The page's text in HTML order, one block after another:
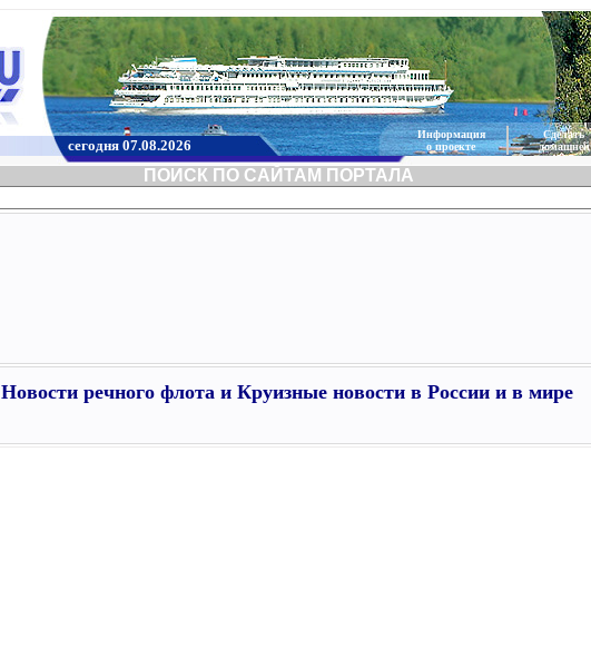
сегодня 07.08.2026
Информация
о проекте
Сделать
домашней
ПОИСК ПО САЙТАМ ПОРТАЛА
Новости речного флота и Круизные новости в России и в мире